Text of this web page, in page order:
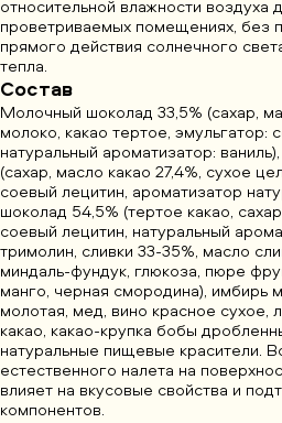
относительной влажности воздуха
проветриваемых помещениях, без
прямого действия солнечного
тепла.
Состав
Молочный шоколад 33,5% (сахар,
молоко, какао тертое, эмульгатор:
натуральный ароматизатор:
(сахар, масло какао 27,4%, сухое
соевый лецитин, ароматизатор
шоколад 54,5% (тертое какао,
соевый лецитин, натуральный
тримолин, сливки 33-35%, масло
миндаль-фундук, глюкоза, пюре
манго, черная смородина), имбирь
молотая, мед, вино красное сухое,
какао, какао-крупка бобы
натуральные пищевые красители.
естественного налета на
влияет на вкусовые свойства и
компонентов.